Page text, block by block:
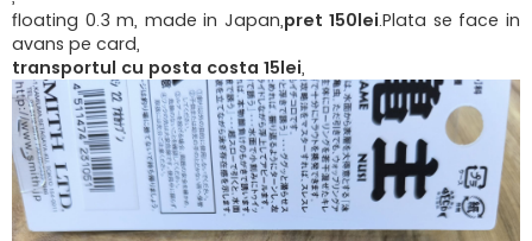
floating 0.3 m, made in Japan,pret 150lei.Plata se face in
avans pe card,
transportul cu posta costa 15lei,